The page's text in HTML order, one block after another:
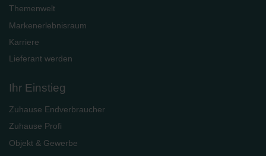
Themenwelt
Markenerlebnisraum
Karriere
Lieferant werden
Ihr Einstieg
Zuhause Endverbraucher
Zuhause Profi
Objekt & Gewerbe